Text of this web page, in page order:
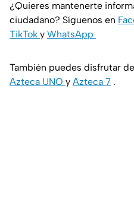
¿Quieres mantenerte
ciudadano? Síguenos en
TikTok y WhatsApp
También puedes disfrutar
Azteca UNO y Azteca 7 .